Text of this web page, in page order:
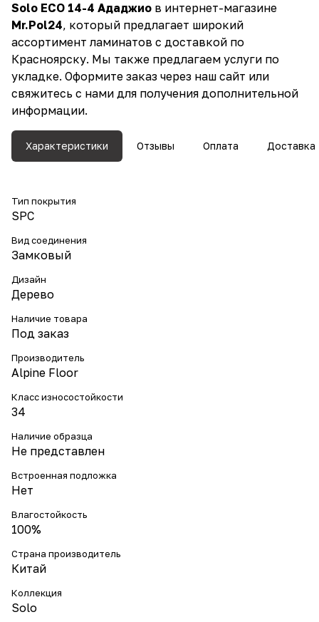
Solo ECO 14-4 Ададжио в интернет-магазине
Mr.Pol24, который предлагает широкий
ассортимент ламинатов с доставкой по
Красноярску. Мы также предлагаем услуги по
укладке. Оформите заказ через наш сайт или
свяжитесь с нами для получения дополнительной
информации.
Характеристики Отзывы Оплата Доставка
Тип покрытия
SPC
Вид соединения
Замковый
Дизайн
Дерево
Наличие товара
Под заказ
Производитель
Alpine Floor
Класс износостойкости
34
Наличие образца
Не представлен
Встроенная подложка
Нет
Влагостойкость
100%
Страна производитель
Китай
Коллекция
Solo